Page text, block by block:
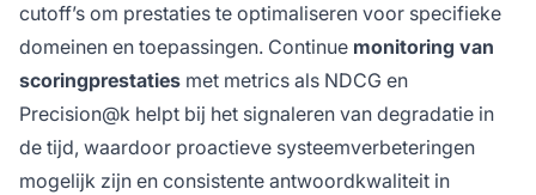
cutoff’s om prestaties te optimaliseren voor specifieke
domeinen en toepassingen. Continue monitoring van
scoringprestaties met metrics als NDCG en
Precision@k helpt bij het signaleren van degradatie in
de tijd, waardoor proactieve systeemverbeteringen
mogelijk zijn en consistente antwoordkwaliteit in